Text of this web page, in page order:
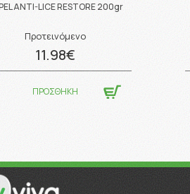
ANTI-LICE RESTORE 200gr
Προτεινόμενο
11.98€
ΠΡΟΣΘΗΚΗ